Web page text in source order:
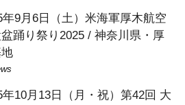
年9月6日（土）米海軍厚木航空
踊り祭り2025 / 神奈川県・厚
年10月13日（月・祝）第42回 大